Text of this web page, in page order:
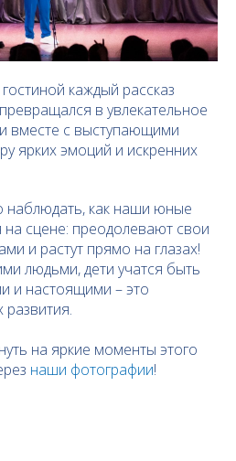
каждый рассказ
в увлекательное
вместе с выступающими
ярких эмоций и искренних
наблюдать, как наши юные
сцене: преодолевают свои
и растут прямо на глазах!
людьми, дети учатся быть
и настоящими – это
на яркие моменты этого
наши фотографии!